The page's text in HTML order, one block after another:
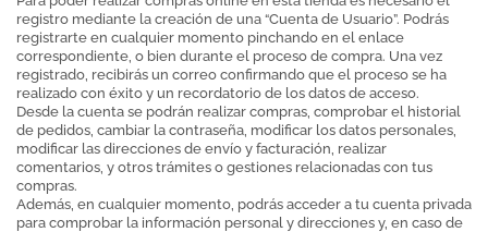
registro mediante la creación de una “Cuenta de Usuario”. Podrás
registrarte en cualquier momento pinchando en el enlace
correspondiente, o bien durante el proceso de compra. Una vez
registrado, recibirás un correo confirmando que el proceso se ha
realizado con éxito y un recordatorio de los datos de acceso.
Desde la cuenta se podrán realizar compras, comprobar el historial
de pedidos, cambiar la contraseña, modificar los datos personales,
modificar las direcciones de envío y facturación, realizar
comentarios, y otros trámites o gestiones relacionadas con tus
compras.
Además, en cualquier momento, podrás acceder a tu cuenta privada
para comprobar la información personal y direcciones y, en caso de